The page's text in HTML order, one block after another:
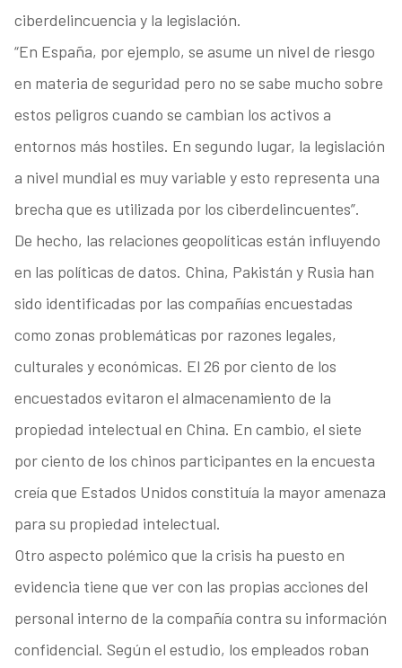
ciberdelincuencia y la legislación.
“En España, por ejemplo, se asume un nivel de riesgo
en materia de seguridad pero no se sabe mucho sobre
estos peligros cuando se cambian los activos a
entornos más hostiles. En segundo lugar, la legislación
a nivel mundial es muy variable y esto representa una
brecha que es utilizada por los ciberdelincuentes”.
De hecho, las relaciones geopolíticas están influyendo
en las políticas de datos. China, Pakistán y Rusia han
sido identificadas por las compañías encuestadas
como zonas problemáticas por razones legales,
culturales y económicas. El 26 por ciento de los
encuestados evitaron el almacenamiento de la
propiedad intelectual en China. En cambio, el siete
por ciento de los chinos participantes en la encuesta
creía que Estados Unidos constituía la mayor amenaza
para su propiedad intelectual.
Otro aspecto polémico que la crisis ha puesto en
evidencia tiene que ver con las propias acciones del
personal interno de la compañía contra su información
confidencial. Según el estudio, los empleados roban